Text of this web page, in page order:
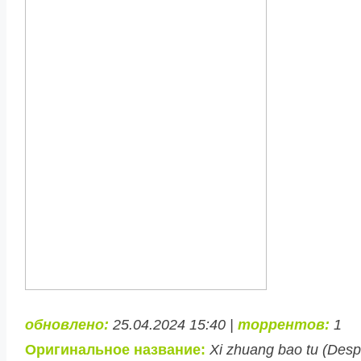
обновлено: 25.04.2024 15:40 | торрентов: 1
Оригинальное название: Xi zhuang bao tu